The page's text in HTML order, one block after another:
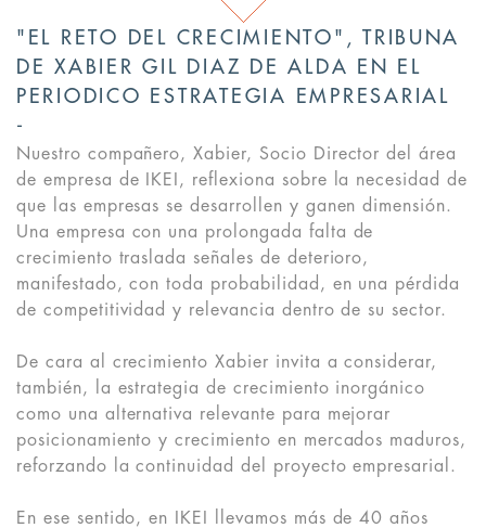
"EL RETO DEL CRECIMIENTO", TRIBUNA
DE XABIER GIL DIAZ DE ALDA EN EL
PERIODICO ESTRATEGIA EMPRESARIAL
Nuestro compañero, Xabier, Socio Director del área
de empresa de IKEI, reflexiona sobre la necesidad de
que las empresas se desarrollen y ganen dimensión.
Una empresa con una prolongada falta de
crecimiento traslada señales de deterioro,
manifestado, con toda probabilidad, en una pérdida
de competitividad y relevancia dentro de su sector.
De cara al crecimiento Xabier invita a considerar,
también, la estrategia de crecimiento inorgánico
como una alternativa relevante para mejorar
posicionamiento y crecimiento en mercados maduros,
reforzando la continuidad del proyecto empresarial.
En ese sentido, en IKEI llevamos más de 40 años